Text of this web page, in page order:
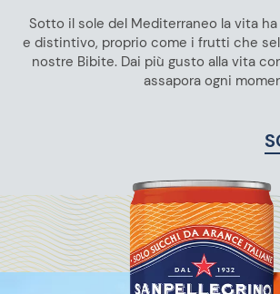
Sotto il sole del Mediterraneo la vita
e distintivo, proprio come i frutti che
nostre Bibite. Dai più gusto alla vita
assapora ogni